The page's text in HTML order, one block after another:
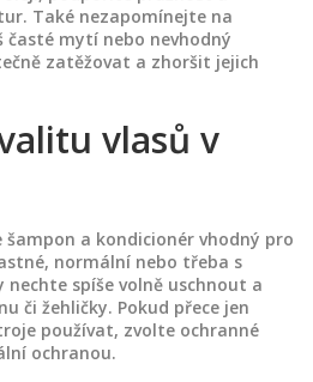
Také nezapomínejte na
časté mytí nebo nevhodný
zatěžovat a zhoršit jejich
vlasů v
a kondicionér vhodný pro
normální nebo třeba s
nechte spíše volně uschnout a
či žehličky. Pokud přece jen
používat, zvolte ochranné
ochranou.